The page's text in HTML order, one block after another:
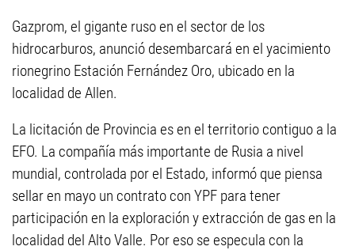
Gazprom, el gigante ruso en el sector de los
hidrocarburos, anunció desembarcará en el yacimiento
rionegrino Estación Fernández Oro, ubicado en la
localidad de Allen.
La licitación de Provincia es en el territorio contiguo a la
EFO. La compañía más importante de Rusia a nivel
mundial, controlada por el Estado, informó que piensa
sellar en mayo un contrato con YPF para tener
participación en la exploración y extracción de gas en la
localidad del Alto Valle. Por eso se especula con la